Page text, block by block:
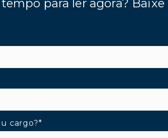
para ler agora?
cargo?*